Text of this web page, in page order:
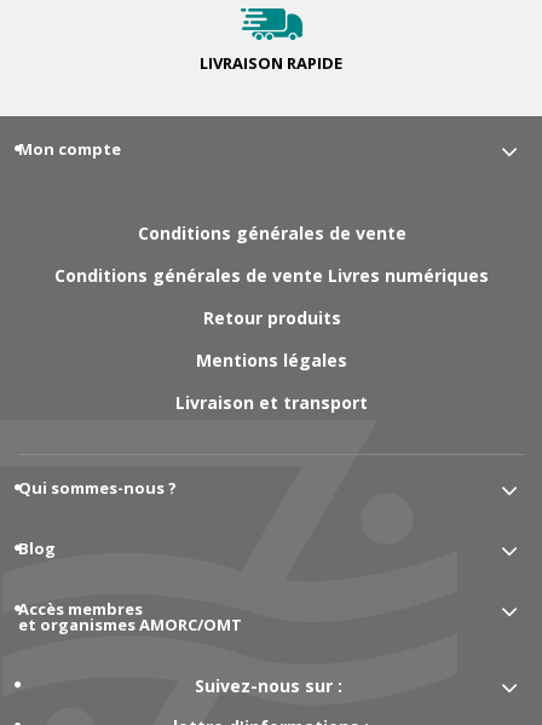
LIVRAISON RAPIDE
Mon compte
Conditions générales de vente
Conditions générales de vente Livres numériques
Retour produits
Mentions légales
Livraison et transport
Qui sommes-nous ?
Blog
Accès membres
et organismes AMORC/OMT
Suivez-nous sur :